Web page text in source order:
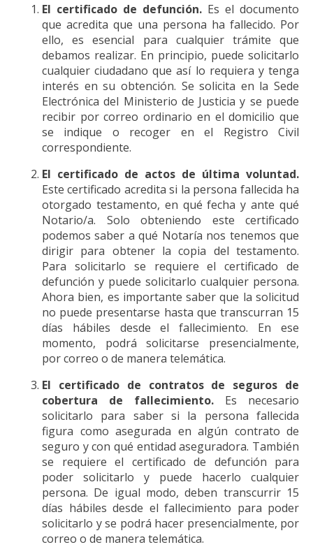
El certificado de defunción. Es el documento
que acredita que una persona ha fallecido. Por
ello, es esencial para cualquier trámite que
debamos realizar. En principio, puede solicitarlo
cualquier ciudadano que así lo requiera y tenga
interés en su obtención. Se solicita en la Sede
Electrónica del Ministerio de Justicia y se puede
recibir por correo ordinario en el domicilio que
se indique o recoger en el Registro Civil
correspondiente.
El certificado de actos de última voluntad.
Este certificado acredita si la persona fallecida ha
otorgado testamento, en qué fecha y ante qué
Notario/a. Solo obteniendo este certificado
podemos saber a qué Notaría nos tenemos que
dirigir para obtener la copia del testamento.
Para solicitarlo se requiere el certificado de
defunción y puede solicitarlo cualquier persona.
Ahora bien, es importante saber que la solicitud
no puede presentarse hasta que transcurran 15
días hábiles desde el fallecimiento. En ese
momento, podrá solicitarse presencialmente,
por correo o de manera telemática.
El certificado de contratos de seguros de
cobertura de fallecimiento. Es necesario
solicitarlo para saber si la persona fallecida
figura como asegurada en algún contrato de
seguro y con qué entidad aseguradora. También
se requiere el certificado de defunción para
poder solicitarlo y puede hacerlo cualquier
persona. De igual modo, deben transcurrir 15
días hábiles desde el fallecimiento para poder
solicitarlo y se podrá hacer presencialmente, por
correo o de manera telemática.